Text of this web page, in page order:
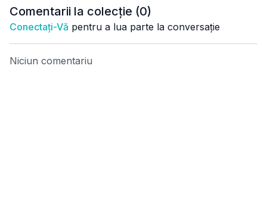
Comentarii la colecție (0)
Conectați-Vă pentru a lua parte la conversație
Niciun comentariu